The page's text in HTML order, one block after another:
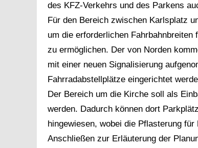
des KFZ-Verkehrs und des Parkens
Für den Bereich zwischen Karlsplatz
um die erforderlichen
zu ermöglichen. Der von Norden
mit einer neuen Signalisierung
Fahrradabstellplätze eingerichtet
Der Bereich um die Kirche soll als
werden. Dadurch können dort
hingewiesen, wobei die Pflasterung
Anschließen zur Erläuterung der